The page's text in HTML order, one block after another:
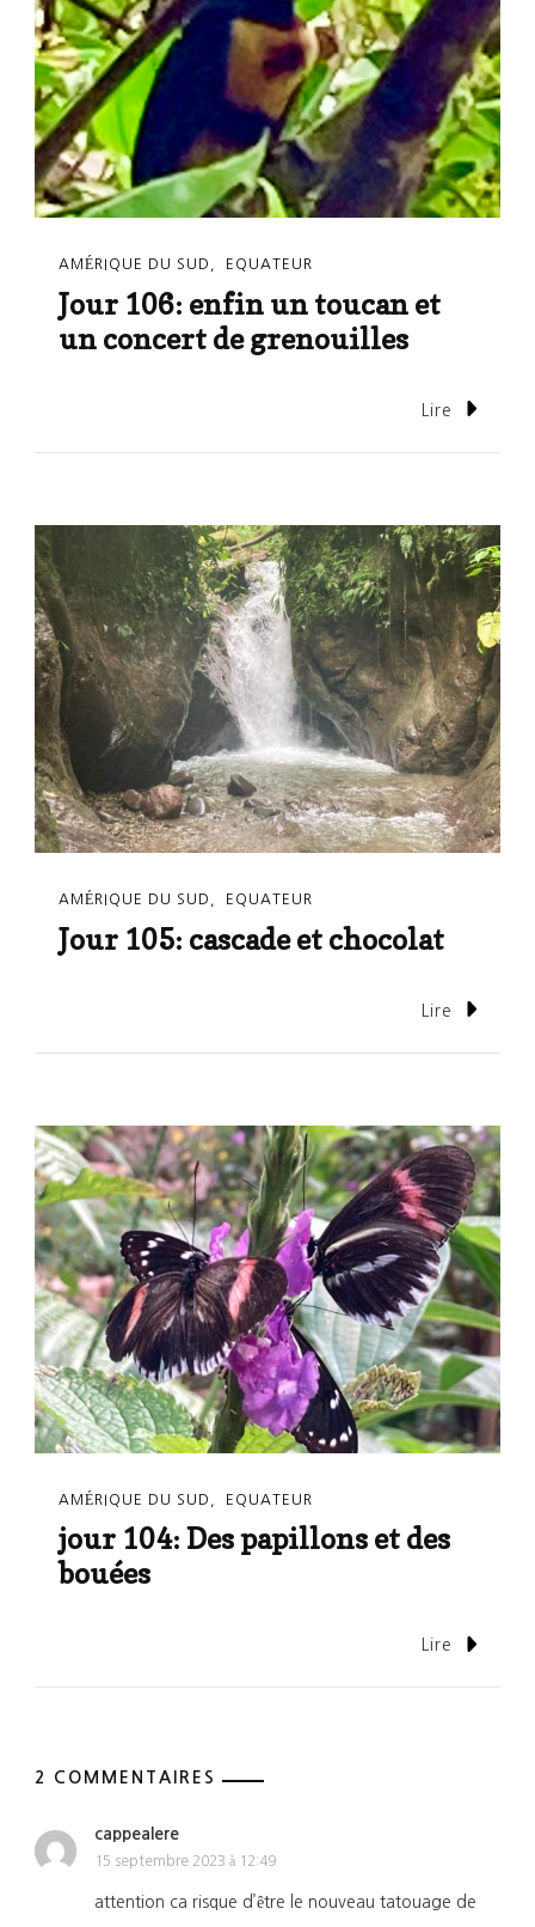
AMÉRIQUE DU SUD EQUATEUR
Jour 106: enfin un toucan et
un concert de grenouilles
Lire
AMÉRIQUE DU SUD EQUATEUR
Jour 105: cascade et chocolat
Lire
AMÉRIQUE DU SUD EQUATEUR
jour 104: Des papillons et des
bouées
Lire
2 COMMENTAIRES
cappealere
15 septembre 2023 à 12:49
attention ca risque d’être le nouveau tatouage de